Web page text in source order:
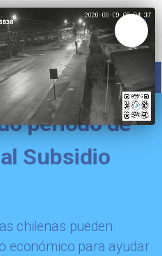
DEPORTES
periodo de
Subsidio
chilenas pueden
económico para ayudar